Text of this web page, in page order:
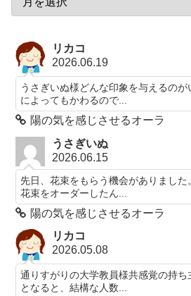
リカコ
2026.06.19
うさぎいぬ様どんな印象を与えるの
によってもかわるので...
陽の気を感じさせるオーラ
うさぎいぬ
2026.06.15
先日、花束をもらう機会がありまし
花束をオーダーしたん...
陽の気を感じさせるオーラ
リカコ
2026.05.08
通りすがりの大学教員様共感覚の持ち
となると、結構な人数...